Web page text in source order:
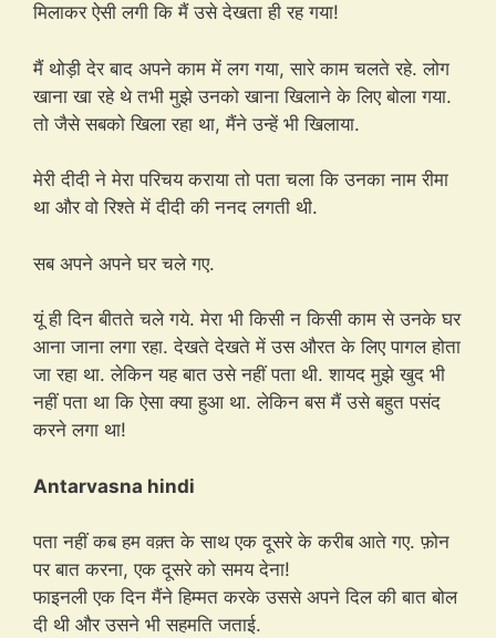
मिलाकर ऐसी लगी कि मैं उसे देखता ही रह गया!
मैं थोड़ी देर बाद अपने काम में लग गया, सारे काम चलते रहे. लोग
खाना खा रहे थे तभी मुझे उनको खाना खिलाने के लिए बोला गया.
तो जैसे सबको खिला रहा था, मैंने उन्हें भी खिलाया.
मेरी दीदी ने मेरा परिचय कराया तो पता चला कि उनका नाम रीमा
था और वो रिश्ते में दीदी की ननद लगती थी.
सब अपने अपने घर चले गए.
यूं ही दिन बीतते चले गये. मेरा भी किसी न किसी काम से उनके घर
आना जाना लगा रहा. देखते देखते में उस औरत के लिए पागल होता
जा रहा था. लेकिन यह बात उसे नहीं पता थी. शायद मुझे खुद भी
नहीं पता था कि ऐसा क्या हुआ था. लेकिन बस मैं उसे बहुत पसंद
करने लगा था!
Antarvasna hindi
पता नहीं कब हम वक़्त के साथ एक दूसरे के करीब आते गए. फ़ोन
पर बात करना, एक दूसरे को समय देना!
फाइनली एक दिन मैंने हिम्मत करके उससे अपने दिल की बात बोल
दी थी और उसने भी सहमति जताई.